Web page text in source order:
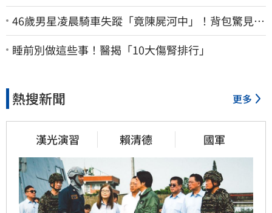
46歲男星凌晨騎車失蹤「竟陳屍河中」！背包驚見
20kg水泥塊 死因成謎
睡前別做這些事！醫揭「10大傷腎排行」
熱搜新聞 更多
漢光演習 賴清德 國軍